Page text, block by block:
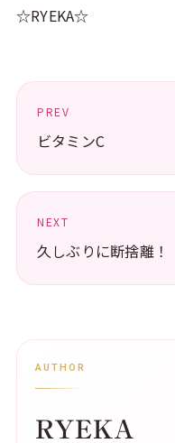
☆RYEKA☆
PREV
ビタミンC
NEXT
久しぶりに断捨離！
AUTHOR
RYEKA